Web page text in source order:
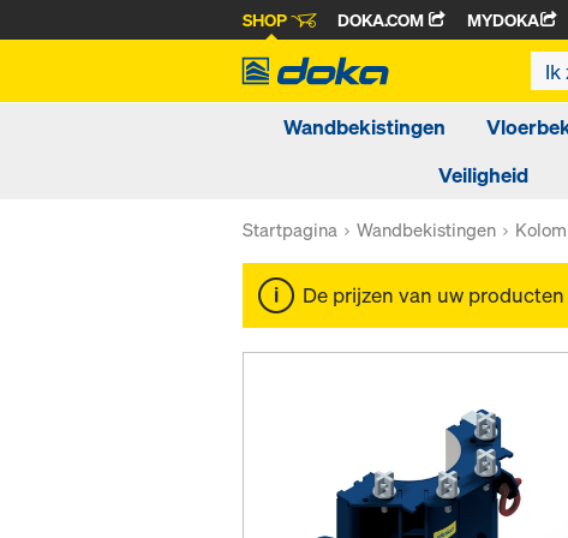
SHOP DOKA.COM MYDOKA
Wandbekistingen
Veiligheid
Startpagina Wandbekistingen
De prijzen van uw